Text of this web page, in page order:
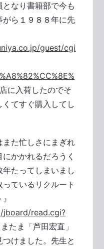
なり書籍部で今も
ら１９８８年に先
guest/cgi
に入荷したのでそ
てすぐ購入してし
また忙しさにまぎれ
かかれるだろうく
たってしまいまし
ているリクルート
jboard/read.cgi?
たま「芦田宏直」
けました。先生と